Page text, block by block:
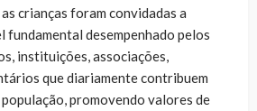
crianças foram convidadas a
desempenhado pelos
instituições, associações,
que diariamente contribuem
promovendo valores de